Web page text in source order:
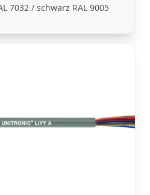
7032 / schwarz RAL 9005